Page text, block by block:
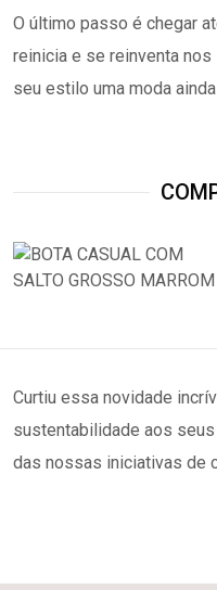
O último passo é chegar
reinicia e se reinventa
seu estilo uma moda
Curtiu essa novidade
sustentabilidade aos
das nossas iniciativas de